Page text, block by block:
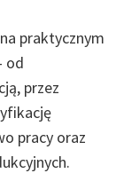
praktycznym
od
przez
pracy oraz